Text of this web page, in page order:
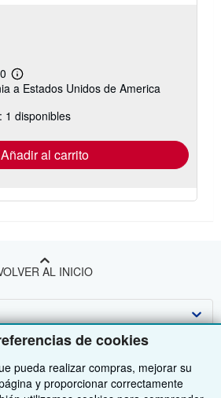
de cookies
pueda realizar compras, mejorar su
y proporcionar correctamente
Más
información
las
tarifas
envío
a Estados Unidos de America
1 disponibles
Añadir al carrito
AL INICIO